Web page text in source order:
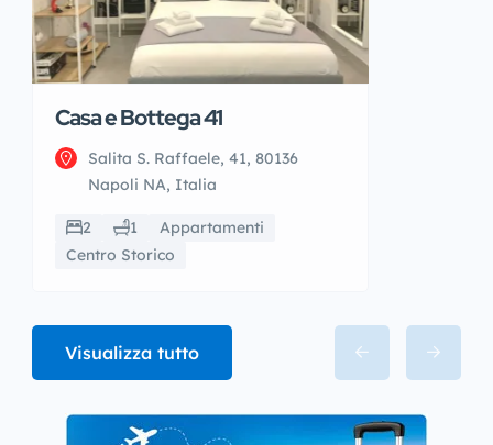
Casa e Bottega 41
Salita S. Raffaele, 41, 80136
Napoli NA, Italia
2 1
Appartamenti
Centro Storico
Visualizza tutto